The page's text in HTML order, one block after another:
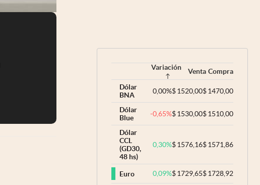
Variación Venta Compra
Dólar
BNA
0,00%$1520,00$1470,00
Dólar
Blue
-0,65%$1530,00$1510,00
Dólar
CCL
(GD30,
48 hs)
0,30%$1576,16$1571,86
Euro 0,09%$1729,65$1728,92